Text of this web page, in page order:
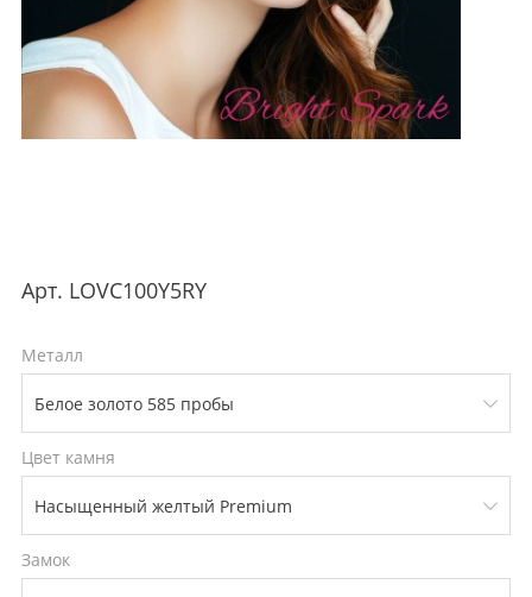
Арт. LOVC100Y5RY
Металл
Цвет камня
Замок